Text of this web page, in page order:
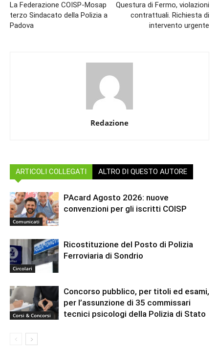
La Federazione COISP-Mosap
terzo Sindacato della Polizia a
Padova
Questura di Fermo, violazioni
contrattuali. Richiesta di
intervento urgente
Redazione
ARTICOLI COLLEGATI ALTRO DI QUESTO AUTORE
Comunicati
PAcard Agosto 2026: nuove
convenzioni per gli iscritti COISP
Circolari
Ricostituzione del Posto di Polizia
Ferroviaria di Sondrio
Corsi & Concorsi
Concorso pubblico, per titoli ed esami,
per l’assunzione di 35 commissari
tecnici psicologi della Polizia di Stato